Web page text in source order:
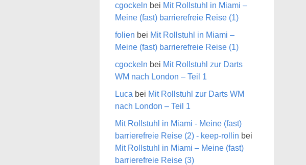
cgockeln bei Mit Rollstuhl in Miami –
Meine (fast) barrierefreie Reise (1)
folien bei Mit Rollstuhl in Miami –
Meine (fast) barrierefreie Reise (1)
cgockeln bei Mit Rollstuhl zur Darts
WM nach London – Teil 1
Luca bei Mit Rollstuhl zur Darts WM
nach London – Teil 1
Mit Rollstuhl in Miami - Meine (fast)
barrierefreie Reise (2) - keep-rollin bei
Mit Rollstuhl in Miami – Meine (fast)
barrierefreie Reise (3)